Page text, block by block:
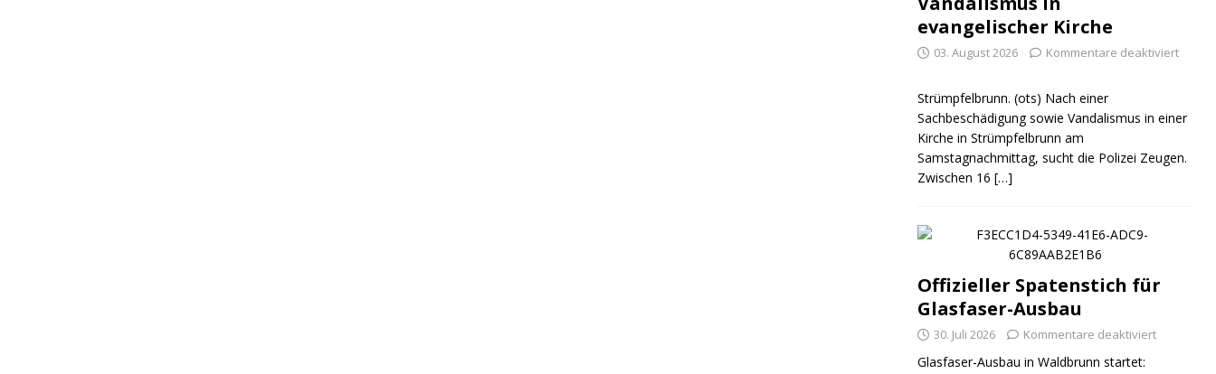
evangelischer Kirche
03. August 2026 Kommentare deaktiviert
Strümpfelbrunn. (ots) Nach einer
Sachbeschädigung sowie Vandalismus in einer
Kirche in Strümpfelbrunn am
Samstagnachmittag, sucht die Polizei Zeugen.
Zwischen 16 […]
Offizieller Spatenstich für
Glasfaser-Ausbau
30. Juli 2026 Kommentare deaktiviert
Glasfaser-Ausbau in Waldbrunn startet: